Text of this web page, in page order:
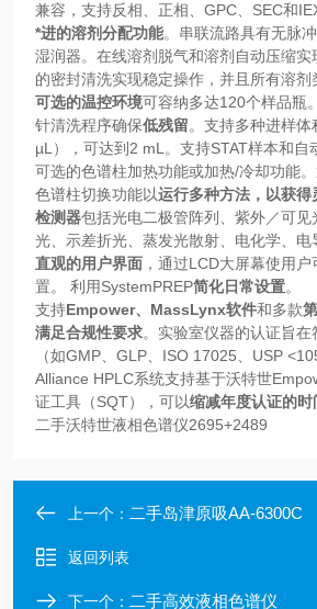
兼容，支持反相、正相、GPC、SEC和
*进的溶剂分配功能。串联流路具有无脉
湿润器。在线溶剂脱气和溶剂自动压缩
的密封清洗实现稳定操作，并且所有溶剂
可选的温控环境可容纳多达120个样品瓶
针清洗程序确保低残留。支持多种进样
µL），可达到2 mL。支持STAT样本和自
可选的色谱柱加热功能或加热/冷却功能
色谱柱切换功能以运行多种方法，以获得
检测器包括光电二极管阵列、紫外／可见
光、示差折光、蒸发光散射、电化学、电
直观的用户界面 ，通过LCD大屏幕使用
置。 利用SystemPREP简化日常设置。
支持Empower、MassLynx软件和多款
满足合规性要求。实验室仪器的认证旨
（如GMP、GLP、ISO 17025、USP
Alliance HPLC系统支持基于沃特世
证工具（SQT），可以缩减年度认证的时
二手沃特世液相色谱仪2695+2489
上一个： 二手岛津原吸AA-6300C
返回列表
下一个： 二手高效液相色谱仪